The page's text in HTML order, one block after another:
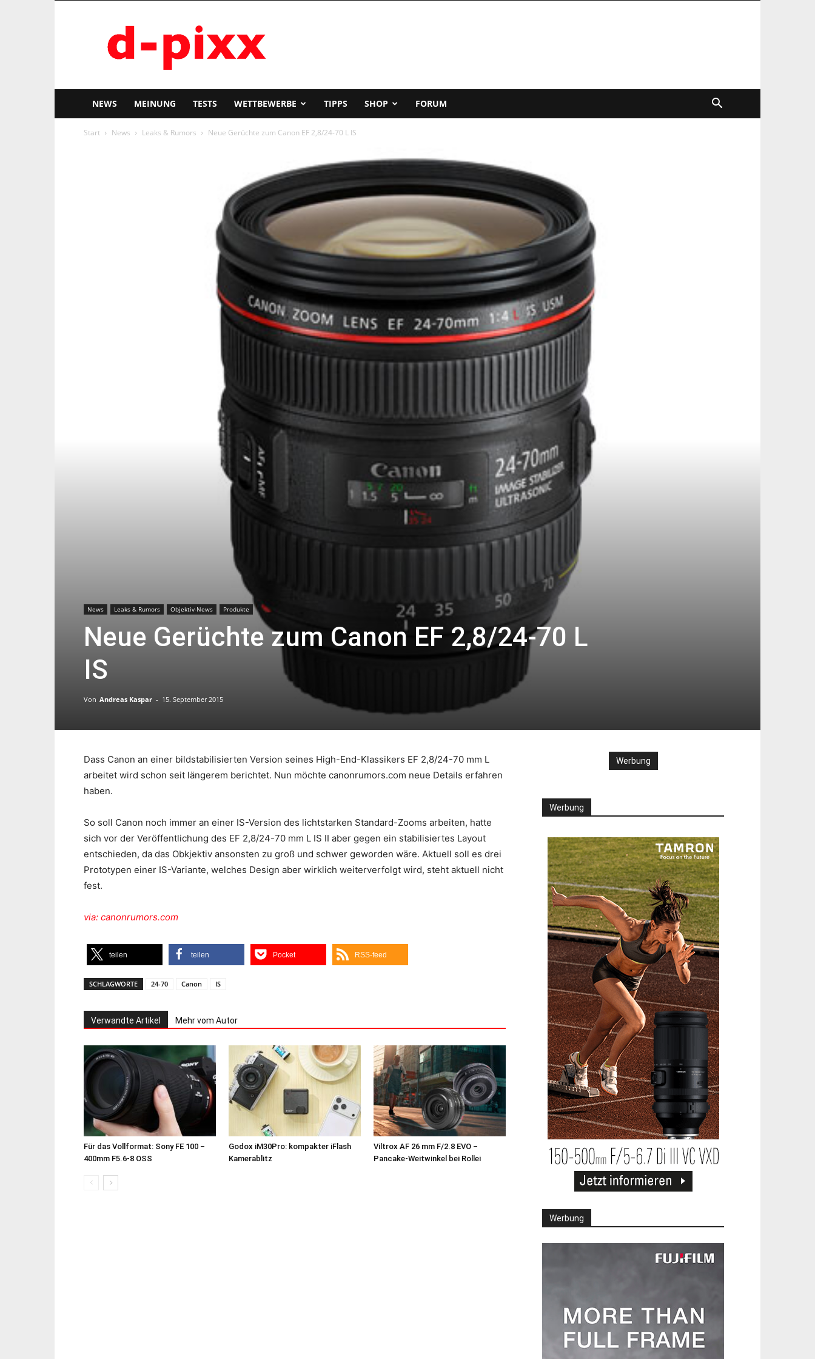
pixx
NEWS MEINUNG TESTS WETTBEWERBE TIPPS SHOP FORUM
Start News Leaks & Rumors Neue Gerüchte zum Canon EF 2,8/24-70 L IS
News Leaks & Rumors Objektiv-News Produkte
Neue Gerüchte zum Canon EF 2,8/24-70 L
IS
Von Andreas Kaspar - 15. September 2015
Dass Canon an einer bildstabilisierten Version seines High-End-Klassikers EF 2,8/24-70 mm L
arbeitet wird schon seit längerem berichtet. Nun möchte canonrumors.com neue Details erfahren
haben.
So soll Canon noch immer an einer IS-Version des lichtstarken Standard-Zooms arbeiten, hatte
sich vor der Veröffentlichung des EF 2,8/24-70 mm L IS II aber gegen ein stabilisiertes Layout
entschieden, da das Obkjektiv ansonsten zu groß und schwer geworden wäre. Aktuell soll es drei
Prototypen einer IS-Variante, welches Design aber wirklich weiterverfolgt wird, steht aktuell nicht
fest.
via: canonrumors.com
teilen teilen Pocket RSS-feed
SCHLAGWORTE 24-70 Canon IS
Verwandte Artikel Mehr vom Autor
Für das Vollformat: Sony FE 100 –
400mm F5.6-8 OSS
Godox iM30Pro: kompakter iFlash
Kamerablitz
Viltrox AF 26 mm F/2.8 EVO –
Pancake-Weitwinkel bei Rollei
Werbung
Werbung
Werbung